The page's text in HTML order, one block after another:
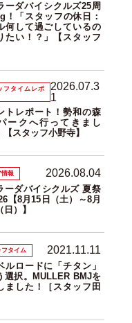
ーダバイシクルズ25周
！「スタッフの休日：
何して過ごしているの
たい！？」【スタッフ
フタイムレポ
2026.07.3
1
トレポート！勢和の森
ークへ行ってきまし
【スタッフ小野寺】
情報 2026.08.04
ーダバイシクルズ 夏祭
【8月15日（土）～8月
）】
フタイム 2021.11.11
ルロードに「チタン」
選択。MULLER BMJを
ました！［スタッフ田